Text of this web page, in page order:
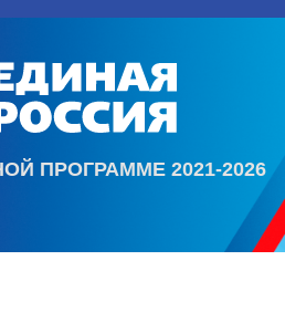
ПРОГРАММЕ 2021-2026